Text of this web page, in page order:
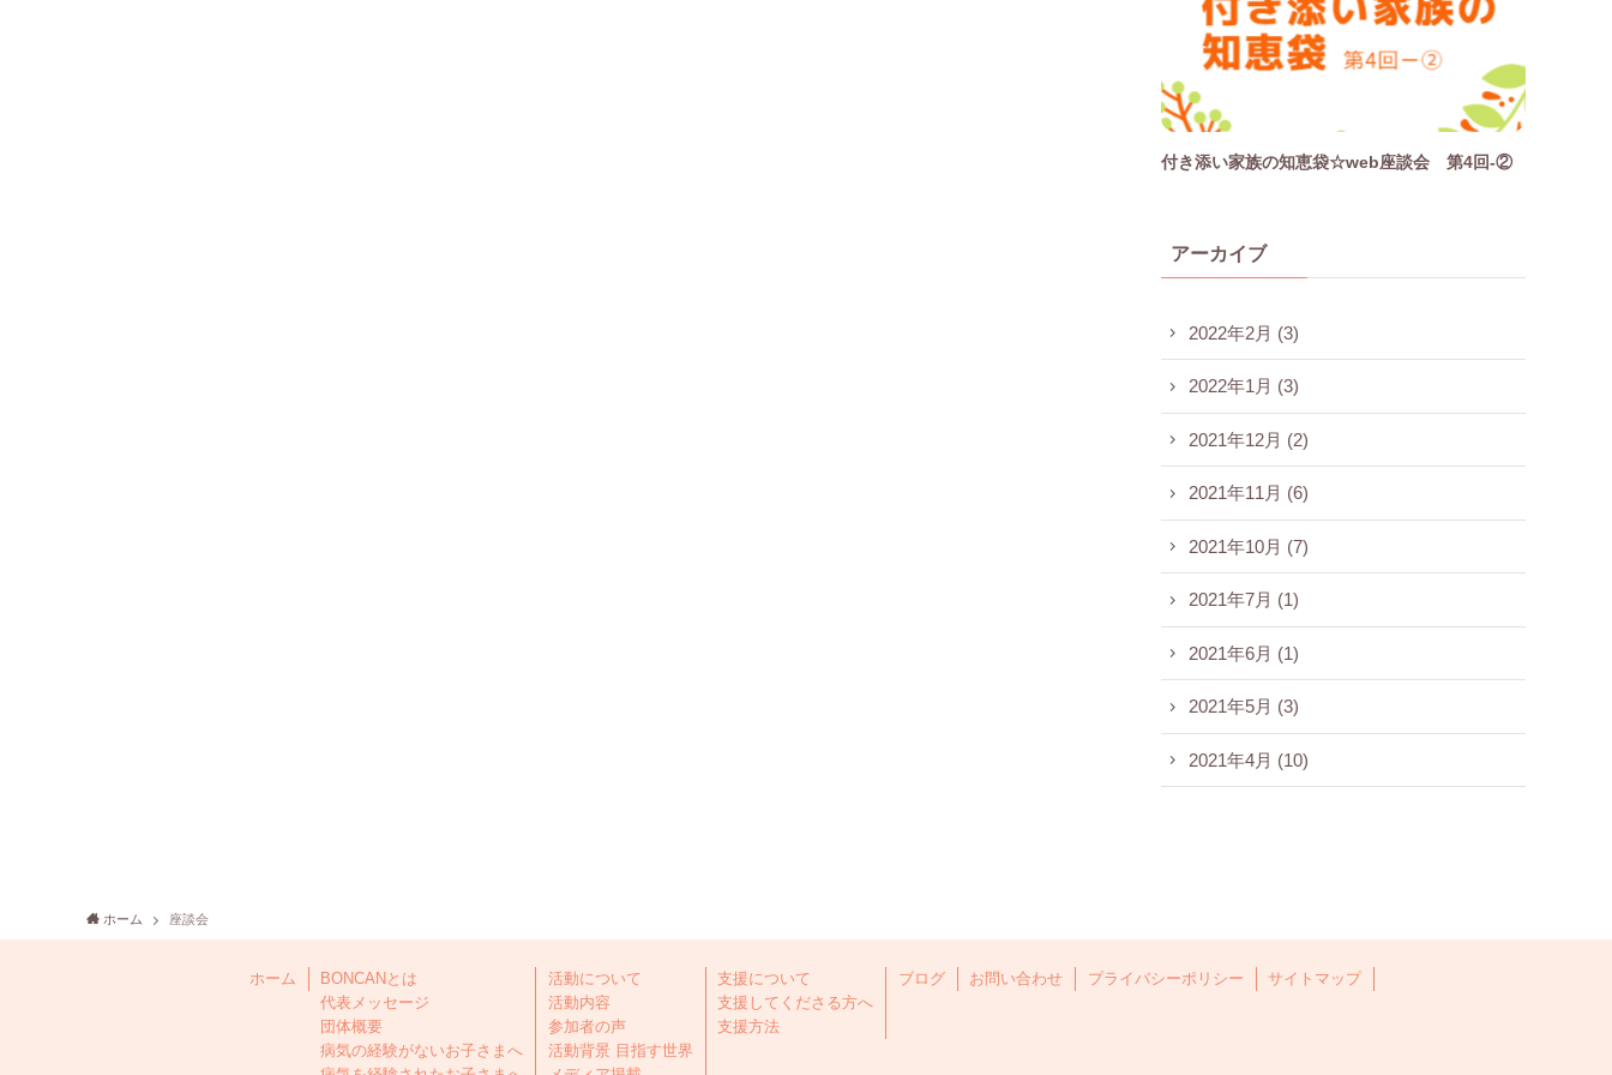
付き添い家族の知恵袋☆web座談会 第4回-②
アーカイブ
2022年2月 (3)
2022年1月 (3)
2021年12月 (2)
2021年11月 (6)
2021年10月 (7)
2021年7月 (1)
2021年6月 (1)
2021年5月 (3)
2021年4月 (10)
ホーム 座談会
ホーム
BONCANとは
代表メッセージ
団体概要
病気の経験がないお子さまへ
活動について
活動内容
参加者の声
活動背景 目指す世界
支援について
支援してくださる方へ
支援方法
ブログ お問い合わせ プライバシーポリシー サイトマップ